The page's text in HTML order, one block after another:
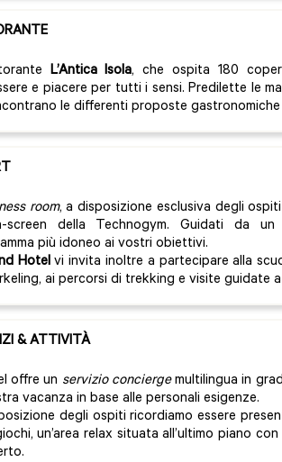
L’Antica Isola, che ospita 180
e piacere per tutti i sensi. Predilette le
le differenti proposte
room, a disposizione esclusiva degli
screen della Technogym. Guidati da
più idoneo ai vostri obiettivi.
Hotelvi invita inoltre a partecipare alla
ai percorsi di trekking e visite guidate
& ATTIVITÀ
offre un servizio conciergemultilingua in
vacanza in base alle personali esigenze.
degli ospiti ricordiamo essere
un’area relax situata all’ultimo piano